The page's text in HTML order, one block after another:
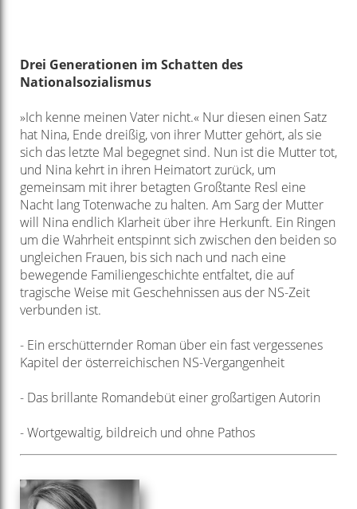
Drei Generationen im Schatten des
Nationalsozialismus
»Ich kenne meinen Vater nicht.« Nur diesen einen Satz
hat Nina, Ende dreißig, von ihrer Mutter gehört, als sie
sich das letzte Mal begegnet sind. Nun ist die Mutter tot,
und Nina kehrt in ihren Heimatort zurück, um
gemeinsam mit ihrer betagten Großtante Resl eine
Nacht lang Totenwache zu halten. Am Sarg der Mutter
will Nina endlich Klarheit über ihre Herkunft. Ein Ringen
um die Wahrheit entspinnt sich zwischen den beiden so
ungleichen Frauen, bis sich nach und nach eine
bewegende Familiengeschichte entfaltet, die auf
tragische Weise mit Geschehnissen aus der NS-Zeit
verbunden ist.
- Ein erschütternder Roman über ein fast vergessenes
Kapitel der österreichischen NS-Vergangenheit
- Das brillante Romandebüt einer großartigen Autorin
- Wortgewaltig, bildreich und ohne Pathos